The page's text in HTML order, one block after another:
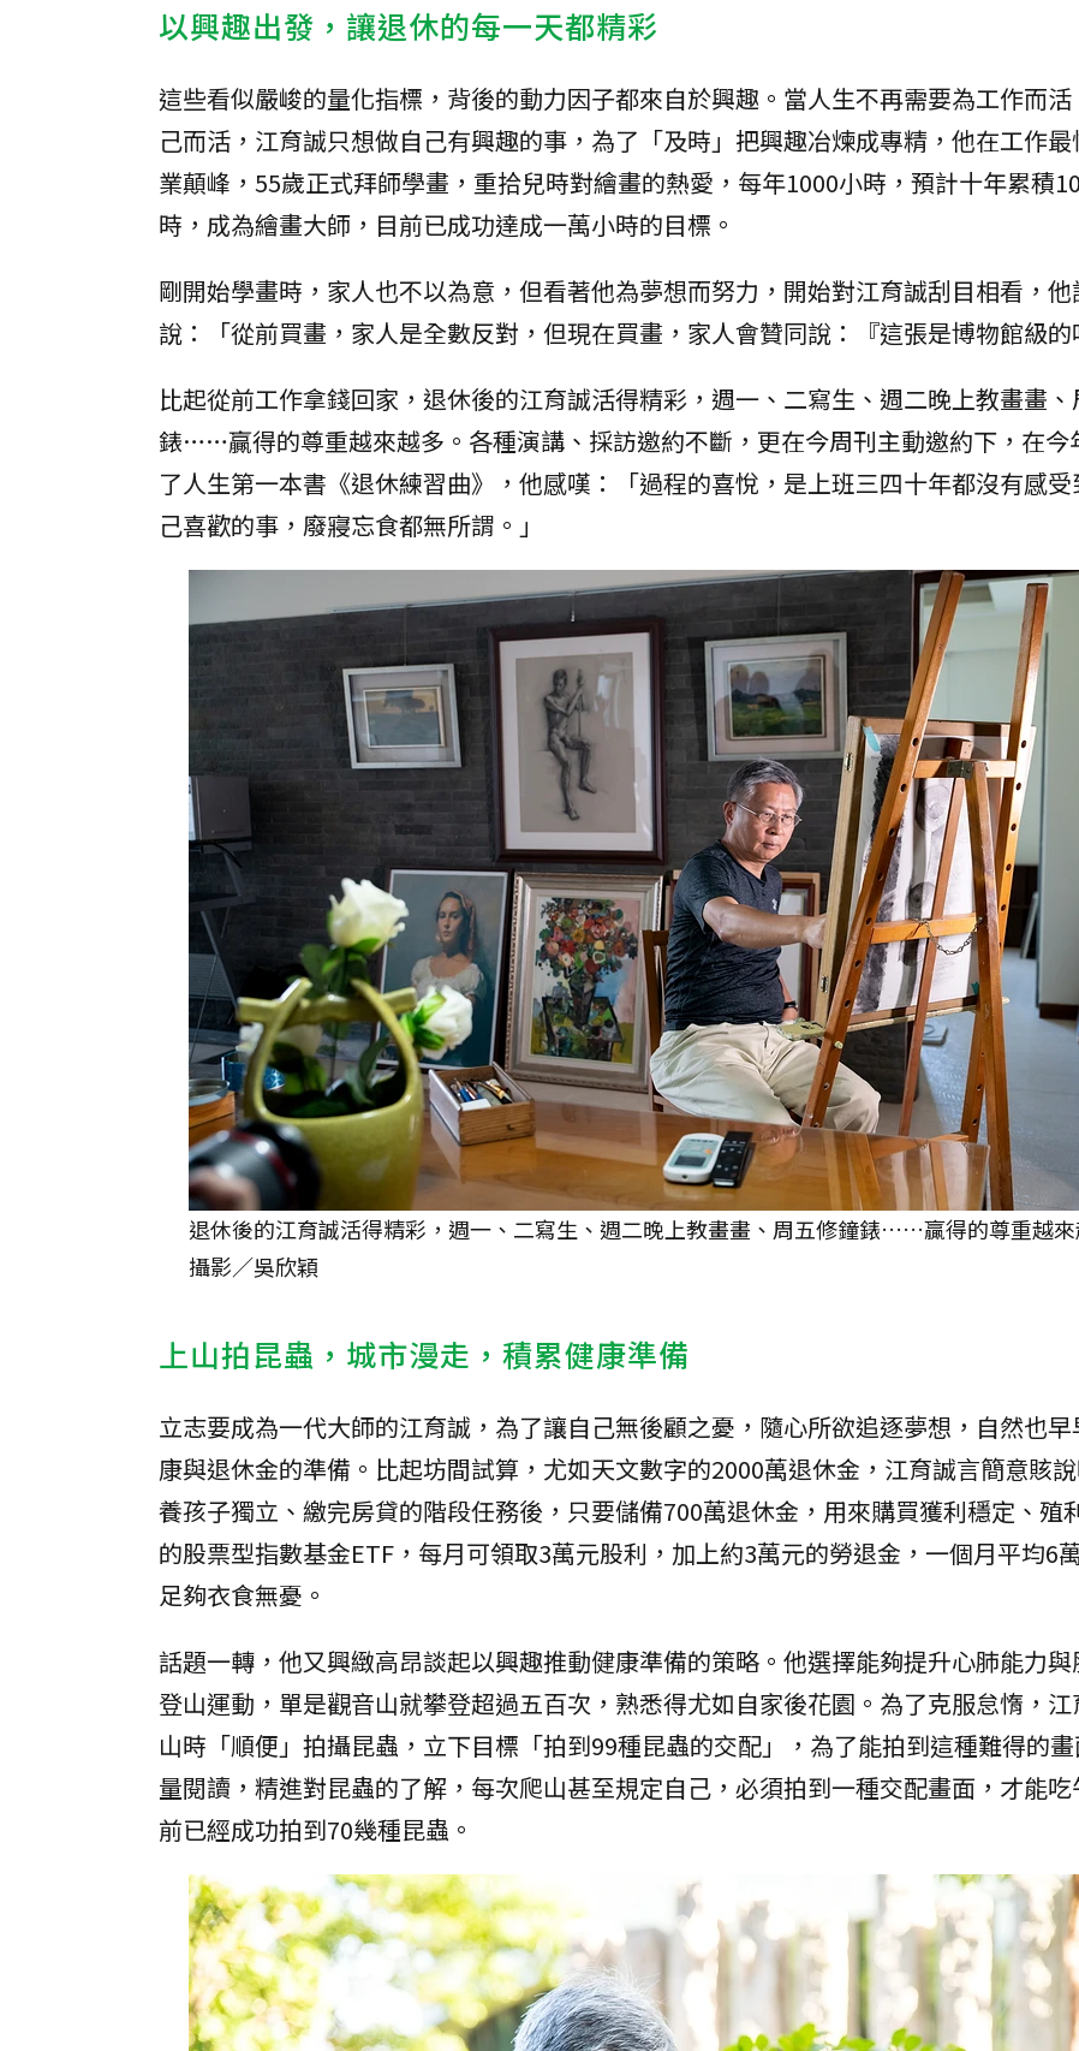
以興趣出發，讓退休的每一天都精彩
這些看似嚴峻的量化指標，背後的動力因子都來自於興趣。當人生不再需要為工作而活
己而活，江育誠只想做自己有興趣的事，為了「及時」把興趣冶煉成專精，他在工作
業顛峰，55歲正式拜師學畫，重拾兒時對繪畫的熱愛，每年1000小時，預計十年累積
時，成為繪畫大師，目前已成功達成一萬小時的目標。
剛開始學畫時，家人也不以為意，但看著他為夢想而努力，開始對江育誠刮目相看，他
說：「從前買畫，家人是全數反對，但現在買畫，家人會贊同說：『這張是博物館級的
比起從前工作拿錢回家，退休後的江育誠活得精彩，週一、二寫生、週二晚上教畫畫
錶……贏得的尊重越來越多。各種演講、採訪邀約不斷，更在今周刊主動邀約下，在今
了人生第一本書《退休練習曲》，他感嘆：「過程的喜悅，是上班三四十年都沒有感受
己喜歡的事，廢寢忘食都無所謂。」
退休後的江育誠活得精彩，週一、二寫生、週二晚上教畫畫、周五修鐘錶……贏得的尊重越來
攝影／吳欣穎
上山拍昆蟲，城市漫走，積累健康準備
立志要成為一代大師的江育誠，為了讓自己無後顧之憂，隨心所欲追逐夢想，自然也
康與退休金的準備。比起坊間試算，尤如天文數字的2000萬退休金，江育誠言簡意賅
養孩子獨立、繳完房貸的階段任務後，只要儲備700萬退休金，用來購買獲利穩定、殖
的股票型指數基金ETF，每月可領取3萬元股利，加上約3萬元的勞退金，一個月平均6
足夠衣食無憂。
話題一轉，他又興緻高昂談起以興趣推動健康準備的策略。他選擇能夠提升心肺能力與
登山運動，單是觀音山就攀登超過五百次，熟悉得尤如自家後花園。為了克服怠惰，
山時「順便」拍攝昆蟲，立下目標「拍到99種昆蟲的交配」，為了能拍到這種難得的
量閱讀，精進對昆蟲的了解，每次爬山甚至規定自己，必須拍到一種交配畫面，才能吃
前已經成功拍到70幾種昆蟲。